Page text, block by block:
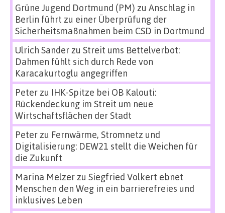
Grüne Jugend Dortmund (PM) zu Anschlag in
Berlin führt zu einer Überprüfung der
Sicherheitsmaßnahmen beim CSD in Dortmund
Ulrich Sanderzu Streit ums Bettelverbot:
Dahmen fühlt sich durch Rede von
Karacakurtoglu angegriffen
Peterzu IHK-Spitze bei OB Kalouti:
Rückendeckung im Streit um neue
Wirtschaftsflächen der Stadt
Peterzu Fernwärme, Stromnetz und
Digitalisierung: DEW21 stellt die Weichen für
die Zukunft
Marina Melzerzu Siegfried Volkert ebnet
Menschen den Weg in ein barrierefreies und
inklusives Leben